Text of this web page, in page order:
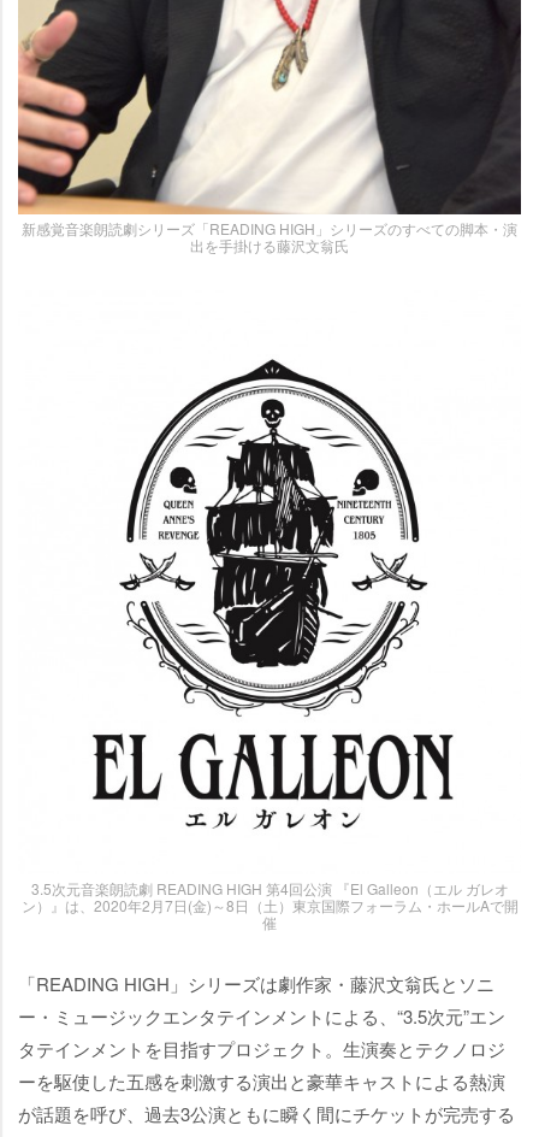
新感覚音楽朗読劇シリーズ「READING HIGH」シリーズのすべての脚本・演
出を手掛ける藤沢文翁氏
3.5次元音楽朗読劇 READING HIGH 第4回公演 『El Galleon（エル ガレオ
ン）』は、2020年2月7日(金)～8日（土）東京国際フォーラム・ホールAで開
催
「READING HIGH」シリーズは劇作家・藤沢文翁氏とソニ
ー・ミュージックエンタテインメントによる、“3.5次元”エン
タテインメントを目指すプロジェクト。生演奏とテクノロジ
ーを駆使した五感を刺激する演出と豪華キャストによる熱演
が話題を呼び、過去3公演ともに瞬く間にチケットが完売する